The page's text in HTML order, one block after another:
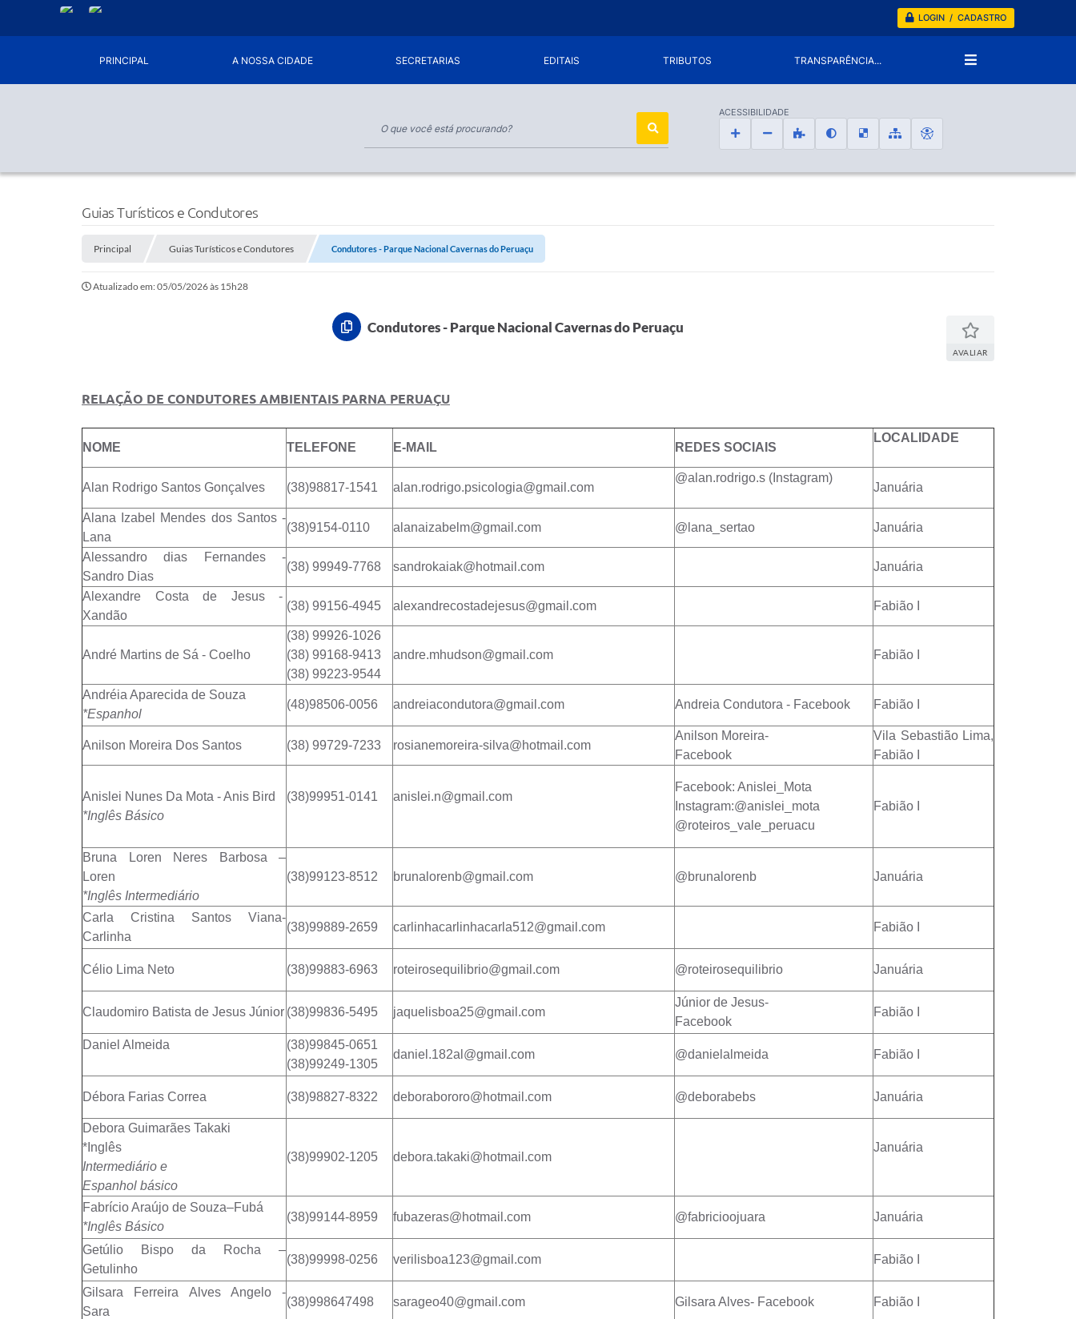
LOGIN / CADASTRO
PRINCIPAL A NOSSA CIDADE SECRETARIAS EDITAIS TRIBUTOS TRANSPARÊNCIA...
ACESSIBILIDADE
Guias Turísticos e Condutores
Principal Guias Turísticos e Condutores Condutores - Parque Nacional Cavernas do Peruaçu
Atualizado em: 05/05/2026 às 15h28
Condutores - Parque Nacional Cavernas do Peruaçu
AVALIAR
RELAÇÃO DE CONDUTORES AMBIENTAIS PARNA PERUAÇU
NOME TELEFONE E-MAIL REDES SOCIAIS
LOCALIDADE
Alan Rodrigo Santos Gonçalves (38)98817-1541 alan.rodrigo.psicologia@gmail.com
@alan.rodrigo.s (Instagram)
Januária
Alana Izabel Mendes dos Santos -
Lana
(38)9154-0110 alanaizabelm@gmail.com @lana_sertao Januária
Alessandro dias Fernandes -
Sandro Dias
(38) 99949-7768 sandrokaiak@hotmail.com Januária
Alexandre Costa de Jesus -
Xandão
(38) 99156-4945 alexandrecostadejesus@gmail.com Fabião I
André Martins de Sá - Coelho
(38) 99926-1026
(38) 99168-9413
(38) 99223-9544
andre.mhudson@gmail.com Fabião I
Andréia Aparecida de Souza
*Espanhol
(48)98506-0056 andreiacondutora@gmail.com Andreia Condutora - Facebook Fabião I
Anilson Moreira Dos Santos (38) 99729-7233 rosianemoreira-silva@hotmail.com
Anilson Moreira-
Facebook
Vila Sebastião Lima,
Fabião I
Anislei Nunes Da Mota - Anis Bird
*Inglês Básico
(38)99951-0141 anislei.n@gmail.com
Facebook: Anislei_Mota
Instagram:@anislei_mota
@roteiros_vale_peruacu
Fabião I
Bruna Loren Neres Barbosa –
Loren
*Inglês Intermediário
(38)99123-8512 brunalorenb@gmail.com @brunalorenb Januária
Carla Cristina Santos Viana-
Carlinha
(38)99889-2659 carlinhacarlinhacarla512@gmail.com Fabião I
Célio Lima Neto (38)99883-6963 roteirosequilibrio@gmail.com @roteirosequilibrio Januária
Claudomiro Batista de Jesus Júnior (38)99836-5495 jaquelisboa25@gmail.com
Júnior de Jesus-
Facebook
Fabião I
Daniel Almeida
(38)99845-0651
(38)99249-1305
daniel.182al@gmail.com @danielalmeida Fabião I
Débora Farias Correa (38)98827-8322 deborabororo@hotmail.com @deborabebs Januária
Debora Guimarães Takaki
*Inglês
Intermediário e
Espanhol básico
(38)99902-1205 debora.takaki@hotmail.com
Januária
Fabrício Araújo de Souza–Fubá
*Inglês Básico
(38)99144-8959 fubazeras@hotmail.com @fabricioojuara Januária
Getúlio Bispo da Rocha –
Getulinho
(38)99998-0256 verilisboa123@gmail.com Fabião I
Gilsara Ferreira Alves Angelo -
Sara
(38)998647498 sarageo40@gmail.com Gilsara Alves- Facebook Fabião I